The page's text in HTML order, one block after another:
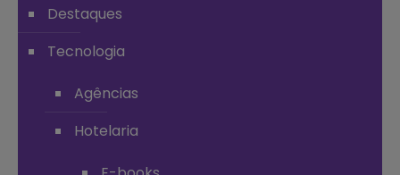
Destaques
Tecnologia
Agências
Hotelaria